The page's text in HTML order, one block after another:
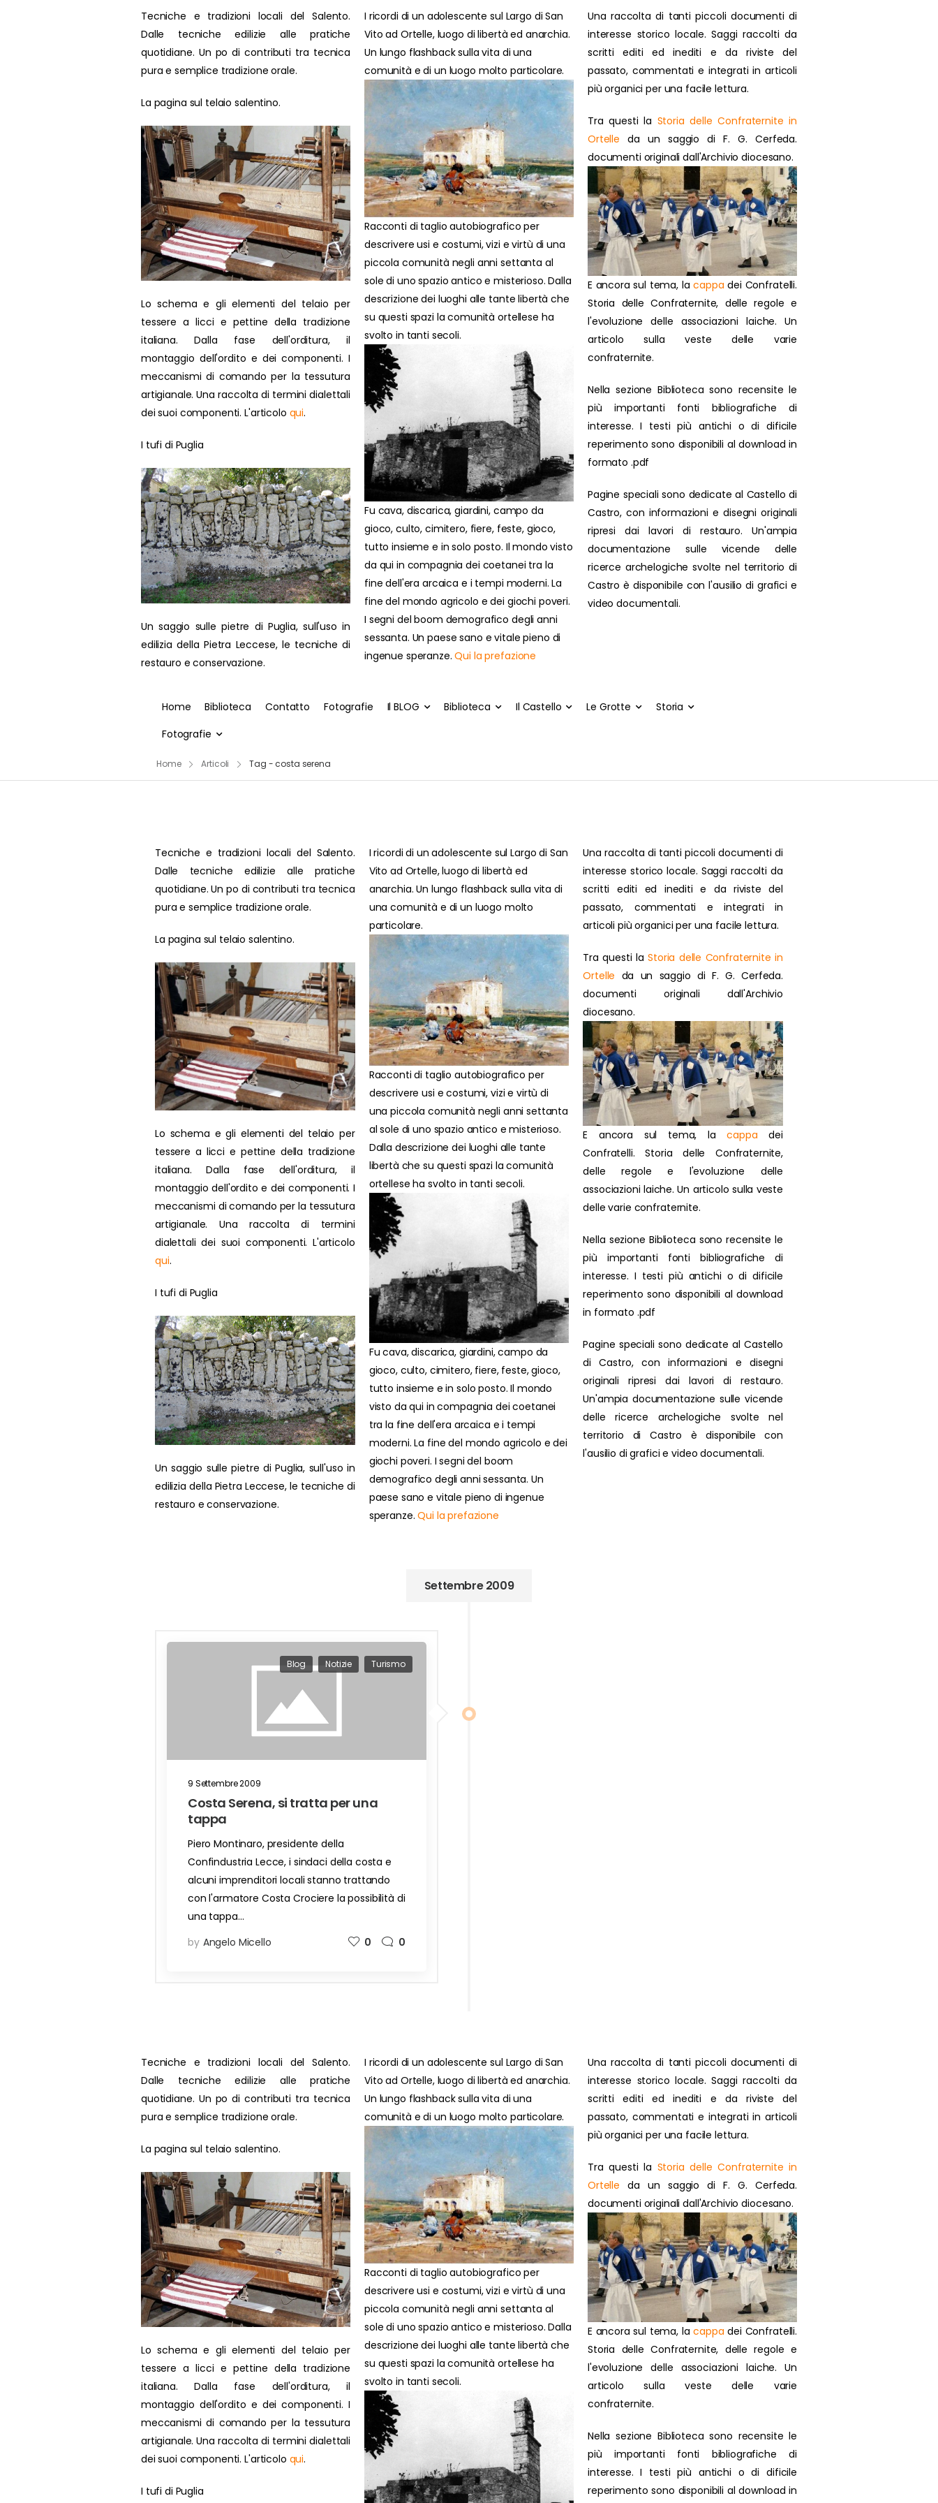
Tecniche e tradizioni locali del Salento.
Dalle tecniche edilizie alle pratiche
quotidiane. Un po di contributi tra tecnica
pura e semplice tradizione orale.
La pagina sul telaio salentino.
Lo schema e gli elementi del telaio per
tessere a licci e pettine della tradizione
italiana. Dalla fase dell'orditura, il
montaggio dell'ordito e dei componenti. I
meccanismi di comando per la tessutura
artigianale. Una raccolta di termini dialettali
dei suoi componenti. L'articolo qui.
I tufi di Puglia
Un saggio sulle pietre di Puglia, sull'uso in
edilizia della Pietra Leccese, le tecniche di
restauro e conservazione.
I ricordi di un adolescente sul Largo di San
Vito ad Ortelle, luogo di libertà ed anarchia.
Un lungo flashback sulla vita di una
comunità e di un luogo molto particolare.
Racconti di taglio autobiografico per
descrivere usi e costumi, vizi e virtù di una
piccola comunità negli anni settanta al
sole di uno spazio antico e misterioso. Dalla
descrizione dei luoghi alle tante libertà che
su questi spazi la comunità ortellese ha
svolto in tanti secoli.
Fu cava, discarica, giardini, campo da
gioco, culto, cimitero, fiere, feste, gioco,
tutto insieme e in solo posto. Il mondo visto
da qui in compagnia dei coetanei tra la
fine dell'era arcaica e i tempi moderni. La
fine del mondo agricolo e dei giochi poveri.
I segni del boom demografico degli anni
sessanta. Un paese sano e vitale pieno di
ingenue speranze.Qui la prefazione
Una raccolta di tanti piccoli documenti di
interesse storico locale. Saggi raccolti da
scritti editi ed inediti e da riviste del
passato, commentati e integrati in articoli
più organici per una facile lettura.
Tra questi la Storia delle Confraternite in
Ortelle da un saggio di F. G. Cerfeda.
documenti originali dall'Archivio diocesano.
E ancora sul tema, lacappa dei Confratelli.
Storia delle Confraternite, delle regole e
l'evoluzione delle associazioni laiche. Un
articolo sulla veste delle varie
confraternite.
Nella sezione Biblioteca sono recensite le
più importanti fonti bibliografiche di
interesse. I testi più antichi o di dificile
reperimento sono disponibili al download in
formato .pdf
Pagine speciali sono dedicate al Castello di
Castro, con informazioni e disegni originali
ripresi dai lavori di restauro. Un'ampia
documentazione sulle vicende delle
ricerce archelogiche svolte nel territorio di
Castro è disponibile con l'ausilio di grafici e
video documentali.
Home Biblioteca Contatto Fotografie Il BLOG Biblioteca Il Castello Le Grotte
Storia
Fotografie
Home Articoli Tag - costa serena
Tecniche e tradizioni locali del Salento.
Dalle tecniche edilizie alle pratiche
quotidiane. Un po di contributi tra tecnica
pura e semplice tradizione orale.
La pagina sul telaio salentino.
Lo schema e gli elementi del telaio per
tessere a licci e pettine della tradizione
italiana. Dalla fase dell'orditura, il
montaggio dell'ordito e dei componenti. I
meccanismi di comando per la tessutura
artigianale. Una raccolta di termini
dialettali dei suoi componenti. L'articolo
qui.
I tufi di Puglia
Un saggio sulle pietre di Puglia, sull'uso in
edilizia della Pietra Leccese, le tecniche di
restauro e conservazione.
I ricordi di un adolescente sul Largo di San
Vito ad Ortelle, luogo di libertà ed
anarchia. Un lungo flashback sulla vita di
una comunità e di un luogo molto
particolare.
Racconti di taglio autobiografico per
descrivere usi e costumi, vizi e virtù di
una piccola comunità negli anni settanta
al sole di uno spazio antico e misterioso.
Dalla descrizione dei luoghi alle tante
libertà che su questi spazi la comunità
ortellese ha svolto in tanti secoli.
Fu cava, discarica, giardini, campo da
gioco, culto, cimitero, fiere, feste, gioco,
tutto insieme e in solo posto. Il mondo
visto da qui in compagnia dei coetanei
tra la fine dell'era arcaica e i tempi
moderni. La fine del mondo agricolo e dei
giochi poveri. I segni del boom
demografico degli anni sessanta. Un
paese sano e vitale pieno di ingenue
speranze.Qui la prefazione
Una raccolta di tanti piccoli documenti di
interesse storico locale. Saggi raccolti da
scritti editi ed inediti e da riviste del
passato, commentati e integrati in
articoli più organici per una facile lettura.
Tra questi laStoria delle Confraternite in
Ortelle da un saggio di F. G. Cerfeda.
documenti originali dall'Archivio
diocesano.
E ancora sul tema, lacappa dei
Confratelli. Storia delle Confraternite,
delle regole e l'evoluzione delle
associazioni laiche. Un articolo sulla veste
delle varie confraternite.
Nella sezione Biblioteca sono recensite le
più importanti fonti bibliografiche di
interesse. I testi più antichi o di dificile
reperimento sono disponibili al download
in formato .pdf
Pagine speciali sono dedicate al Castello
di Castro, con informazioni e disegni
originali ripresi dai lavori di restauro.
Un'ampia documentazione sulle vicende
delle ricerce archelogiche svolte nel
territorio di Castro è disponibile con
l'ausilio di grafici e video documentali.
Settembre 2009
9 Settembre 2009
Blog Notizie Turismo
Costa Serena, si tratta per una
tappa
Piero Montinaro, presidente della
Confindustria Lecce, i sindaci della costa e
alcuni imprenditori locali stanno trattando
con l'armatore Costa Crociere la possibilità di
una tappa…
by Angelo Micello 0 0
Tecniche e tradizioni locali del Salento.
Dalle tecniche edilizie alle pratiche
quotidiane. Un po di contributi tra tecnica
pura e semplice tradizione orale.
La pagina sul telaio salentino.
Lo schema e gli elementi del telaio per
tessere a licci e pettine della tradizione
italiana. Dalla fase dell'orditura, il
montaggio dell'ordito e dei componenti. I
meccanismi di comando per la tessutura
artigianale. Una raccolta di termini dialettali
dei suoi componenti. L'articolo qui.
I tufi di Puglia
I ricordi di un adolescente sul Largo di San
Vito ad Ortelle, luogo di libertà ed anarchia.
Un lungo flashback sulla vita di una
comunità e di un luogo molto particolare.
Racconti di taglio autobiografico per
descrivere usi e costumi, vizi e virtù di una
piccola comunità negli anni settanta al
sole di uno spazio antico e misterioso. Dalla
descrizione dei luoghi alle tante libertà che
su questi spazi la comunità ortellese ha
svolto in tanti secoli.
Una raccolta di tanti piccoli documenti di
interesse storico locale. Saggi raccolti da
scritti editi ed inediti e da riviste del
passato, commentati e integrati in articoli
più organici per una facile lettura.
Tra questi la Storia delle Confraternite in
Ortelle da un saggio di F. G. Cerfeda.
documenti originali dall'Archivio diocesano.
E ancora sul tema, lacappa dei Confratelli.
Storia delle Confraternite, delle regole e
l'evoluzione delle associazioni laiche. Un
articolo sulla veste delle varie
confraternite.
Nella sezione Biblioteca sono recensite le
più importanti fonti bibliografiche di
interesse. I testi più antichi o di dificile
reperimento sono disponibili al download in